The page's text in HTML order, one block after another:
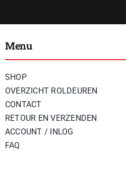
Menu
SHOP
OVERZICHT ROLDEUREN
CONTACT
RETOUR EN VERZENDEN
ACCOUNT / INLOG
FAQ